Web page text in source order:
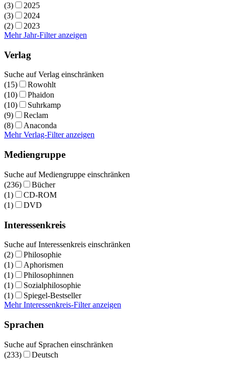
(3)
2025
(3)
2024
(2)
2023
Mehr Jahr-Filter anzeigen
Verlag
Suche auf Verlag einschränken
(15)
Rowohlt
(10)
Phaidon
(10)
Suhrkamp
(9)
Reclam
(8)
Anaconda
Mehr Verlag-Filter anzeigen
Mediengruppe
Suche auf Mediengruppe einschränken
(236)
Bücher
(1)
CD-ROM
(1)
DVD
Interessenkreis
Suche auf Interessenkreis einschränken
(2)
Philosophie
(1)
Aphorismen
(1)
Philosophinnen
(1)
Sozialphilosophie
(1)
Spiegel-Bestseller
Mehr Interessenkreis-Filter anzeigen
Sprachen
Suche auf Sprachen einschränken
(233)
Deutsch